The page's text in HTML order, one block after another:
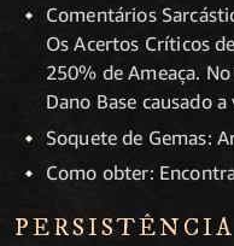
Comentários
Os Acertos Críticos
250% de Ameaça.
Dano Base causado
Soquete de Gemas:
Como obter: